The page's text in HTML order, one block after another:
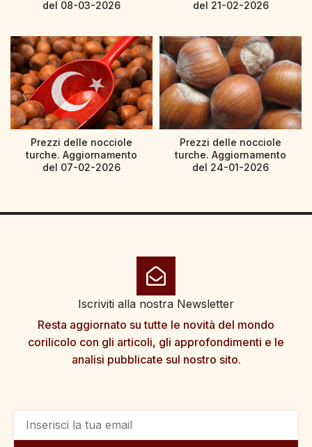
del 08-03-2026
del 21-02-2026
Prezzi delle nocciole
turche. Aggiornamento
del 07-02-2026
Prezzi delle nocciole
turche. Aggiornamento
del 24-01-2026
Iscriviti alla nostra Newsletter
Resta aggiornato su tutte le novità del mondo
corilicolo con gli articoli, gli approfondimenti e le
analisi pubblicate sul nostro sito.